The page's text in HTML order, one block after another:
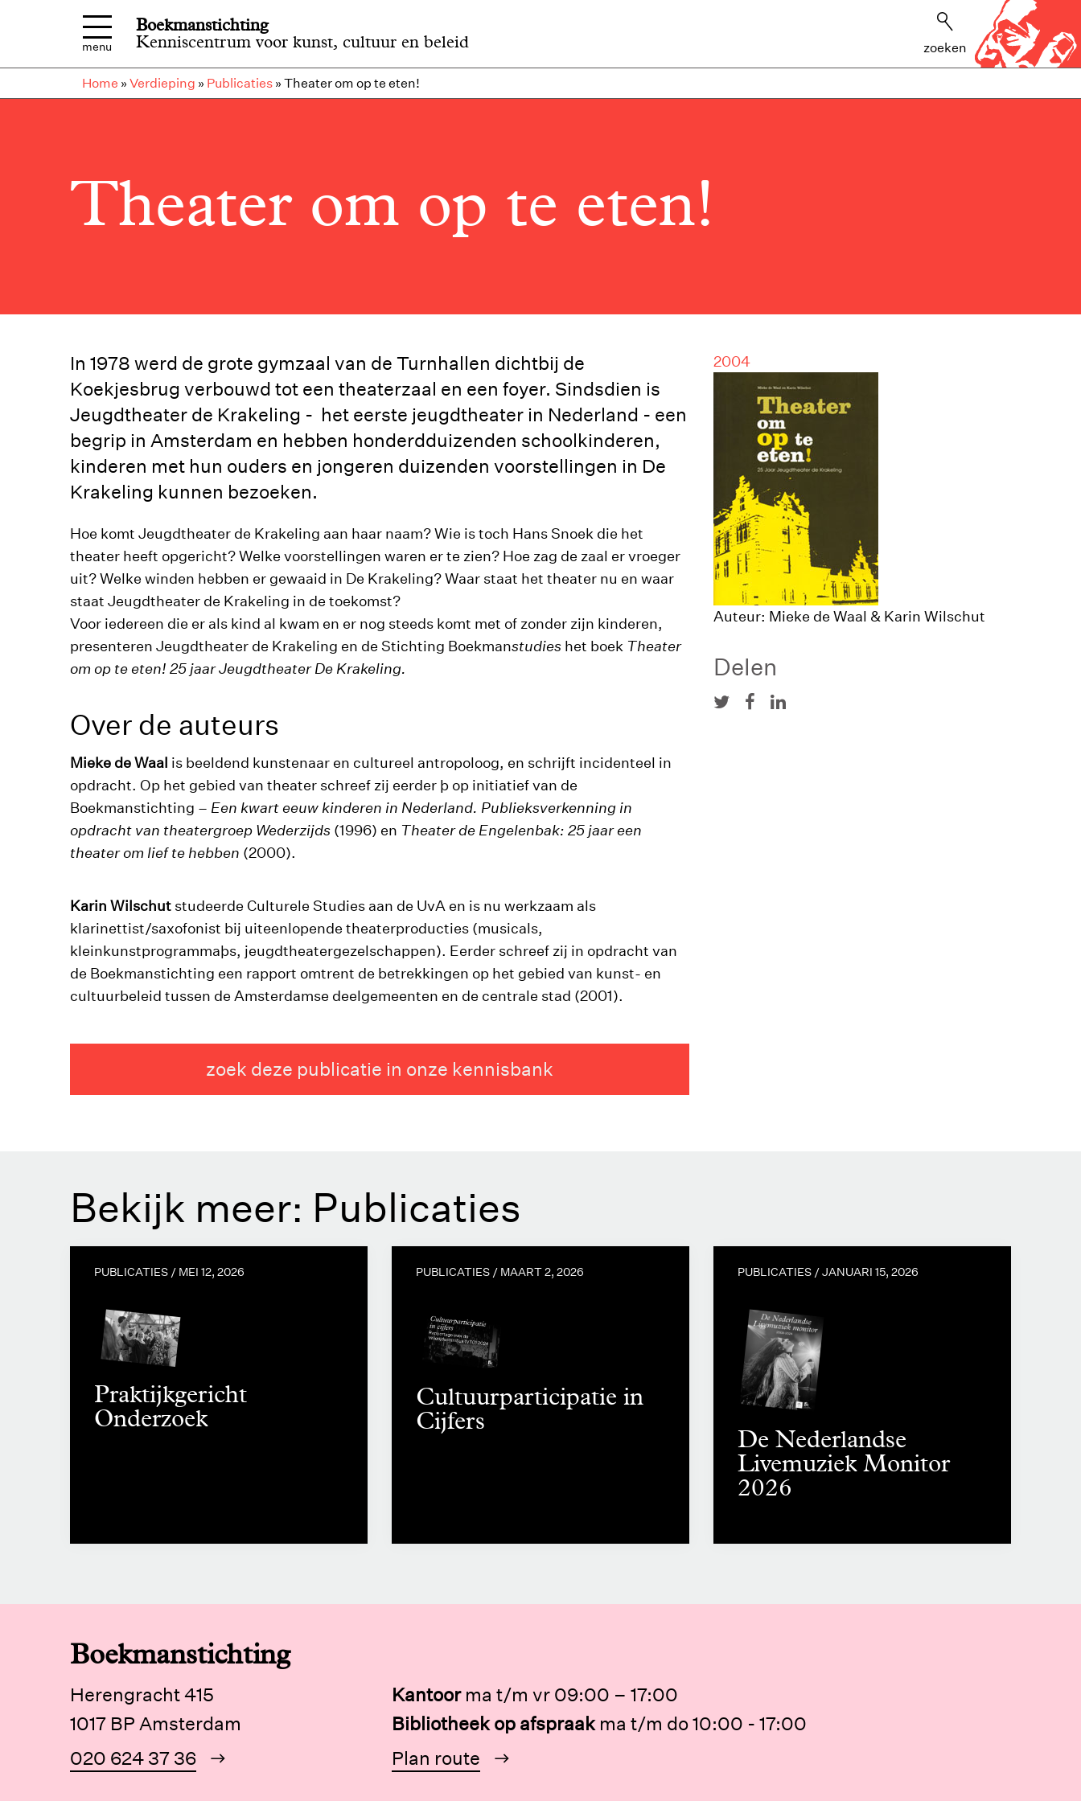
menu
Boekmanstichting
Kenniscentrum voor kunst, cultuur en beleid
zoeken
Home » Verdieping » Publicaties » Theater om op te eten!
Theater om op te eten!
In 1978 werd de grote gymzaal van de Turnhallen dichtbij de
Koekjesbrug verbouwd tot een theaterzaal en een foyer. Sindsdien is
Jeugdtheater de Krakeling - het eerste jeugdtheater in Nederland - een
begrip in Amsterdam en hebben honderdduizenden schoolkinderen,
kinderen met hun ouders en jongeren duizenden voorstellingen in De
Krakeling kunnen bezoeken.
Hoe komt Jeugdtheater de Krakeling aan haar naam? Wie is toch Hans Snoek die het
theater heeft opgericht? Welke voorstellingen waren er te zien? Hoe zag de zaal er vroeger
uit? Welke winden hebben er gewaaid in De Krakeling? Waar staat het theater nu en waar
staat Jeugdtheater de Krakeling in de toekomst?
Voor iedereen die er als kind al kwam en er nog steeds komt met of zonder zijn kinderen,
presenteren Jeugdtheater de Krakeling en de Stichting Boekmanstudies het boek Theater
om op te eten! 25 jaar Jeugdtheater De Krakeling.
Over de auteurs
Mieke de Waal is beeldend kunstenaar en cultureel antropoloog, en schrijft incidenteel in
opdracht. Op het gebied van theater schreef zij eerder þ op initiatief van de
Boekmanstichting – Een kwart eeuw kinderen in Nederland. Publieksverkenning in
opdracht van theatergroep Wederzijds (1996) en Theater de Engelenbak: 25 jaar een
theater om lief te hebben (2000).
Karin Wilschut studeerde Culturele Studies aan de UvA en is nu werkzaam als
klarinettist/saxofonist bij uiteenlopende theaterproducties (musicals,
kleinkunstprogrammaþs, jeugdtheatergezelschappen). Eerder schreef zij in opdracht van
de Boekmanstichting een rapport omtrent de betrekkingen op het gebied van kunst- en
cultuurbeleid tussen de Amsterdamse deelgemeenten en de centrale stad (2001).
zoek deze publicatie in onze kennisbank
2004
Auteur: Mieke de Waal & Karin Wilschut
Delen
Bekijk meer: Publicaties
PUBLICATIES / MEI 12, 2026
Praktijkgericht
Onderzoek
PUBLICATIES / MAART 2, 2026
Cultuurparticipatie in
Cijfers
PUBLICATIES /JANUARI 15, 2026
De Nederlandse
Livemuziek Monitor
2026
Boekmanstichting
Herengracht 415
1017 BP Amsterdam
020 624 37 36
Kantoor ma t/m vr 09:00 – 17:00
Bibliotheek op afspraak ma t/m do 10:00 - 17:00
Plan route